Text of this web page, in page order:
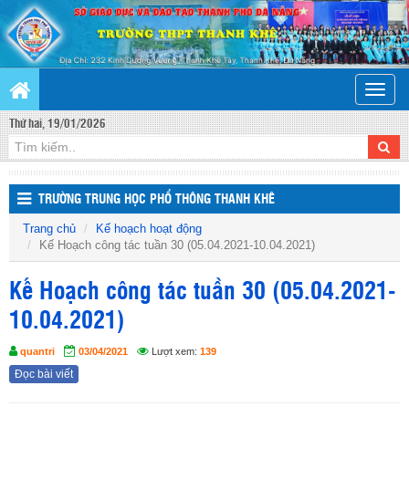
Toggle
Thứ hai, 19/01/2026
TRƯỜNG TRUNG HỌC PHỔ THÔNG THANH KHÊ
Trang chủ
Kế hoạch hoạt động
Kế Hoạch công tác tuần 30 (05.04.2021-10.04.2021)
Kế Hoạch công tác tuần 30 (05.04.2021-
10.04.2021)
quantri 03/04/2021 Lượt xem: 139
Đọc bài viết